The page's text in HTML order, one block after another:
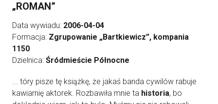
„ROMAN”
Data wywiadu: 2006-04-04
Formacja: Zgrupowanie „Bartkiewicz”, kompania
1150
Dzielnica: Śródmieście Północne
... tóry pisze tę książkę, że jakaś banda cywilów rabuje
kawiarnię aktorek. Rozbawiła mnie ta historia, bo